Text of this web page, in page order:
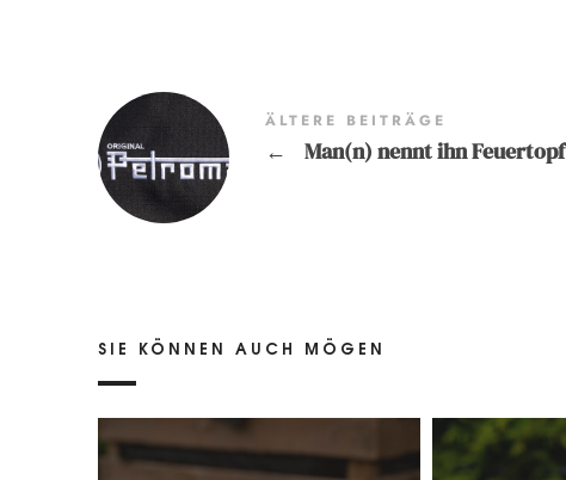
ÄLTERE BEITRÄGE
← Man(n) nennt ihn Feuertopf
SIE KÖNNEN AUCH MÖGEN